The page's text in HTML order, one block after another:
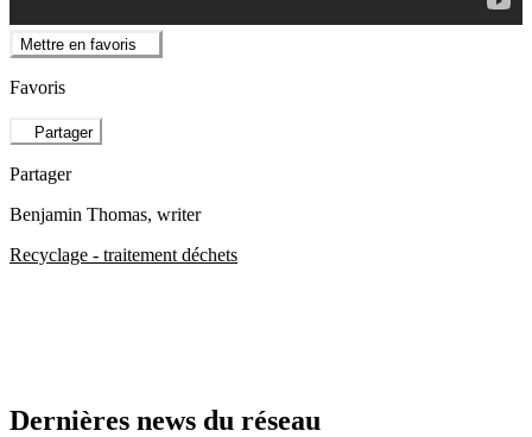
Mettre en favoris
Favoris
Partager
Partager
Benjamin Thomas, writer
Recyclage - traitement déchets
Dernières news du réseau